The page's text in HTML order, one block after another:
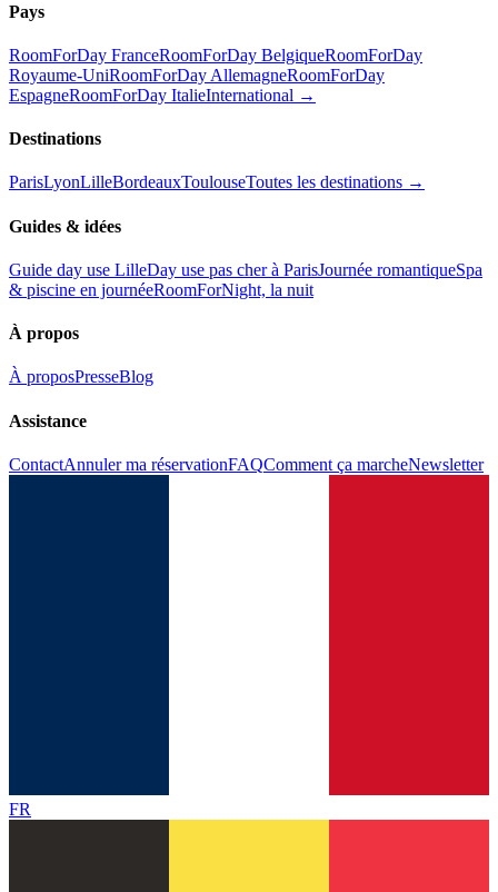
Pays
RoomForDay FranceRoomForDay BelgiqueRoomForDay
Royaume-UniRoomForDay AllemagneRoomForDay
EspagneRoomForDay ItalieInternational →
Destinations
ParisLyonLilleBordeauxToulouseToutes les destinations →
Guides & idées
Guide day use LilleDay use pas cher à ParisJournée romantiqueSpa
& piscine en journéeRoomForNight, la nuit
À propos
À proposPresseBlog
Assistance
ContactAnnuler ma réservationFAQComment ça marcheNewsletter
FR